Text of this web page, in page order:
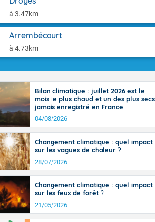
à 3.47km
Arrembécourt
à 4.73km
l'après-
14
il fait
30 à 35
Bilan climatique : juillet 2026 est le
mois le plus chaud et un des plus secs
jamais enregistré en France
04/08/2026
Changement climatique : quel impact
sur les vagues de chaleur ?
28/07/2026
Changement climatique : quel impact
sur les feux de forêt ?
21/05/2026